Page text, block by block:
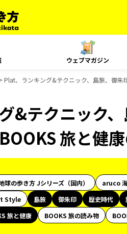
ウェブマガジン
Plat、ランキング&テクニック、島旅、御朱
&テクニック
旅と健
球の歩き方 Jシリーズ（国内） aruco
Style 島旅 御朱印 歴史時代
旅と健康 BOOKS 旅の読み物